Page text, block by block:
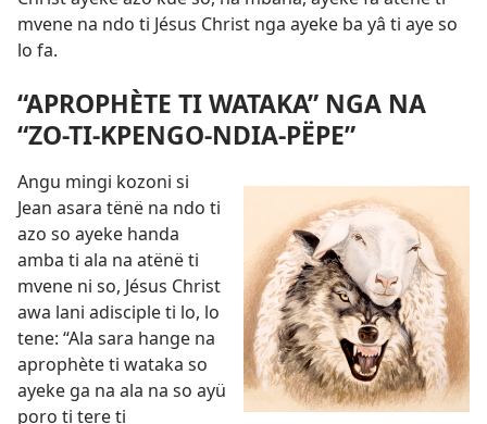
mvene na ndo ti Jésus Christ nga ayeke ba yâ ti aye so
lo fa.
“APROPHÈTE TI WATAKA” NGA NA
“ZO-TI-KPENGO-NDIA-PËPE”
Angu mingi kozoni si
Jean asara tënë na ndo ti
azo so ayeke handa
amba ti ala na atënë ti
mvene ni so, Jésus Christ
awa lani adisciple ti lo, lo
tene: “Ala sara hange na
aprophète ti wataka so
ayeke ga na ala na so ayü
poro ti tere ti